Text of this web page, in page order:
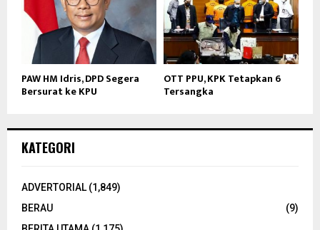
PAW HM Idris, DPD Segera
Bersurat ke KPU
OTT PPU, KPK Tetapkan 6
Tersangka
KATEGORI
ADVERTORIAL (1,849)
BERAU
(9)